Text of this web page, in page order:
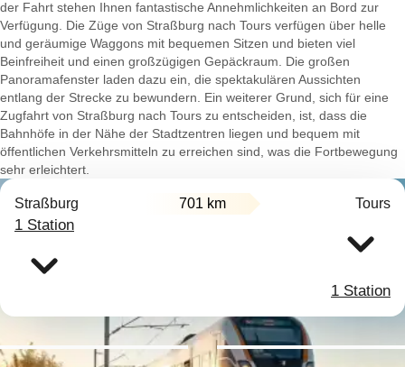
der Fahrt stehen Ihnen fantastische Annehmlichkeiten an Bord zur
Verfügung. Die Züge von Straßburg nach Tours verfügen über helle
und geräumige Waggons mit bequemen Sitzen und bieten viel
Beinfreiheit und einen großzügigen Gepäckraum. Die großen
Panoramafenster laden dazu ein, die spektakulären Aussichten
entlang der Strecke zu bewundern. Ein weiterer Grund, sich für eine
Zugfahrt von Straßburg nach Tours zu entscheiden, ist, dass die
Bahnhöfe in der Nähe der Stadtzentren liegen und bequem mit
öffentlichen Verkehrsmitteln zu erreichen sind, was die Fortbewegung
sehr erleichtert.
Straßburg 701 km Tours
1 Station
1 Station